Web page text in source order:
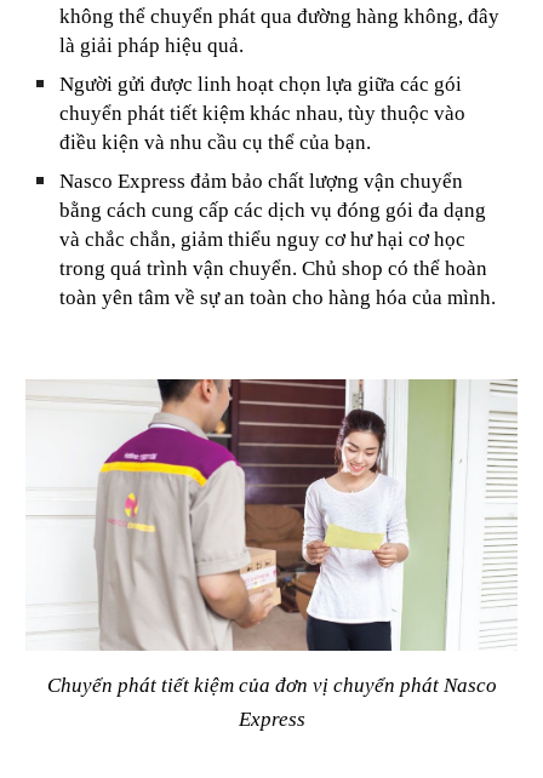
không thể chuyển phát qua đường hàng không, đây
là giải pháp hiệu quả.
Người gửi được linh hoạt chọn lựa giữa các gói
chuyển phát tiết kiệm khác nhau, tùy thuộc vào
điều kiện và nhu cầu cụ thể của bạn.
Nasco Express đảm bảo chất lượng vận chuyển
bằng cách cung cấp các dịch vụ đóng gói đa dạng
và chắc chắn, giảm thiểu nguy cơ hư hại cơ học
trong quá trình vận chuyển. Chủ shop có thể hoàn
toàn yên tâm về sự an toàn cho hàng hóa của mình.
Chuyển phát tiết kiệm của đơn vị chuyển phát Nasco
Express